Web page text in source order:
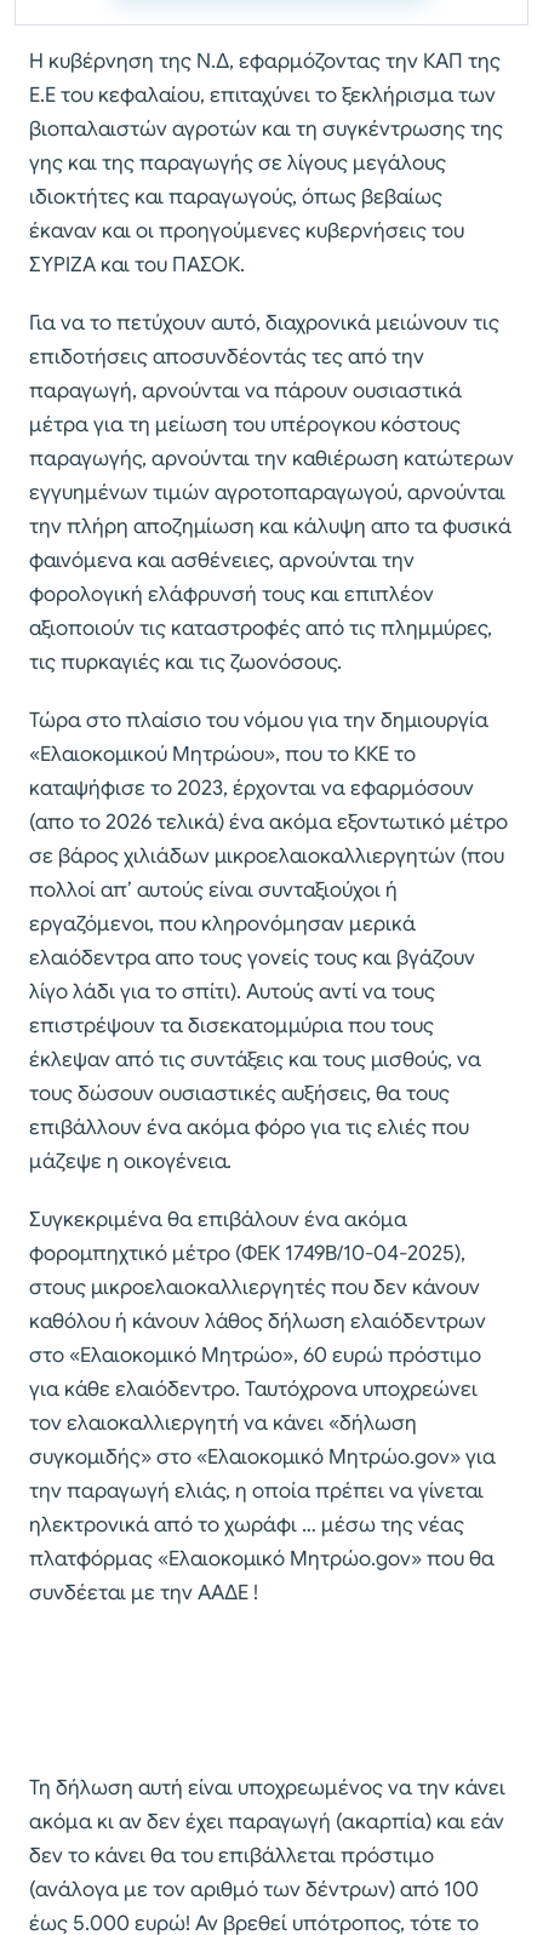
Η κυβέρνηση της Ν.Δ, εφαρμόζοντας την ΚΑΠ της
Ε.Ε του κεφαλαίου, επιταχύνει το ξεκλήρισμα των
βιοπαλαιστών αγροτών και τη συγκέντρωσης της
γης και της παραγωγής σε λίγους μεγάλους
ιδιοκτήτες και παραγωγούς, όπως βεβαίως
έκαναν και οι προηγούμενες κυβερνήσεις του
ΣΥΡΙΖΑ και του ΠΑΣΟΚ.
Για να το πετύχουν αυτό, διαχρονικά μειώνουν τις
επιδοτήσεις αποσυνδέοντάς τες από την
παραγωγή, αρνούνται να πάρουν ουσιαστικά
μέτρα για τη μείωση του υπέρογκου κόστους
παραγωγής, αρνούνται την καθιέρωση κατώτερων
εγγυημένων τιμών αγροτοπαραγωγού, αρνούνται
την πλήρη αποζημίωση και κάλυψη απο τα φυσικά
φαινόμενα και ασθένειες, αρνούνται την
φορολογική ελάφρυνσή τους και επιπλέον
αξιοποιούν τις καταστροφές από τις πλημμύρες,
τις πυρκαγιές και τις ζωονόσους.
Τώρα στο πλαίσιο του νόμου για την δημιουργία
«Ελαιοκομικού Μητρώου», που το ΚΚΕ το
καταψήφισε το 2023, έρχονται να εφαρμόσουν
(απο το 2026 τελικά) ένα ακόμα εξοντωτικό μέτρο
σε βάρος χιλιάδων μικροελαιοκαλλιεργητών (που
πολλοί απ’ αυτούς είναι συνταξιούχοι ή
εργαζόμενοι, που κληρονόμησαν μερικά
ελαιόδεντρα απο τους γονείς τους και βγάζουν
λίγο λάδι για το σπίτι). Αυτούς αντί να τους
επιστρέψουν τα δισεκατομμύρια που τους
έκλεψαν από τις συντάξεις και τους μισθούς, να
τους δώσουν ουσιαστικές αυξήσεις, θα τους
επιβάλλουν ένα ακόμα φόρο για τις ελιές που
μάζεψε η οικογένεια.
Συγκεκριμένα θα επιβάλουν ένα ακόμα
φορομπηχτικό μέτρο (ΦΕΚ 1749Β/10-04-2025),
στους μικροελαιοκαλλιεργητές που δεν κάνουν
καθόλου ή κάνουν λάθος δήλωση ελαιόδεντρων
στο «Ελαιοκομικό Μητρώο», 60 ευρώ πρόστιμο
για κάθε ελαιόδεντρο. Ταυτόχρονα υποχρεώνει
τον ελαιοκαλλιεργητή να κάνει «δήλωση
συγκομιδής» στο «Ελαιοκομικό Μητρώο.gov» για
την παραγωγή ελιάς, η οποία πρέπει να γίνεται
ηλεκτρονικά από το χωράφι … μέσω της νέας
πλατφόρμας «Ελαιοκομικό Μητρώο.gov» που θα
συνδέεται με την ΑΑΔΕ !
Τη δήλωση αυτή είναι υποχρεωμένος να την κάνει
ακόμα κι αν δεν έχει παραγωγή (ακαρπία) και εάν
δεν το κάνει θα του επιβάλλεται πρόστιμο
(ανάλογα με τον αριθμό των δέντρων) από 100
έως 5.000 ευρώ! Αν βρεθεί υπότροπος, τότε το